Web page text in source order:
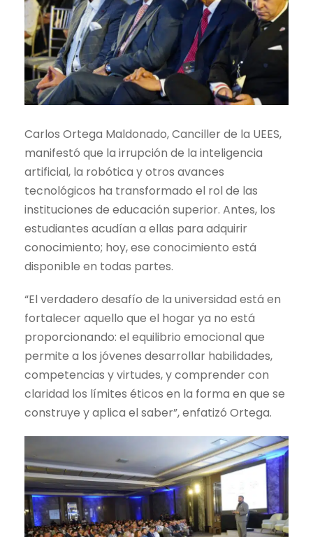
Carlos Ortega Maldonado, Canciller de la UEES,
manifestó que la irrupción de la inteligencia
artificial, la robótica y otros avances
tecnológicos ha transformado el rol de las
instituciones de educación superior. Antes, los
estudiantes acudían a ellas para adquirir
conocimiento; hoy, ese conocimiento está
disponible en todas partes.
“El verdadero desafío de la universidad está en
fortalecer aquello que el hogar ya no está
proporcionando: el equilibrio emocional que
permite a los jóvenes desarrollar habilidades,
competencias y virtudes, y comprender con
claridad los límites éticos en la forma en que se
construye y aplica el saber”, enfatizó Ortega.